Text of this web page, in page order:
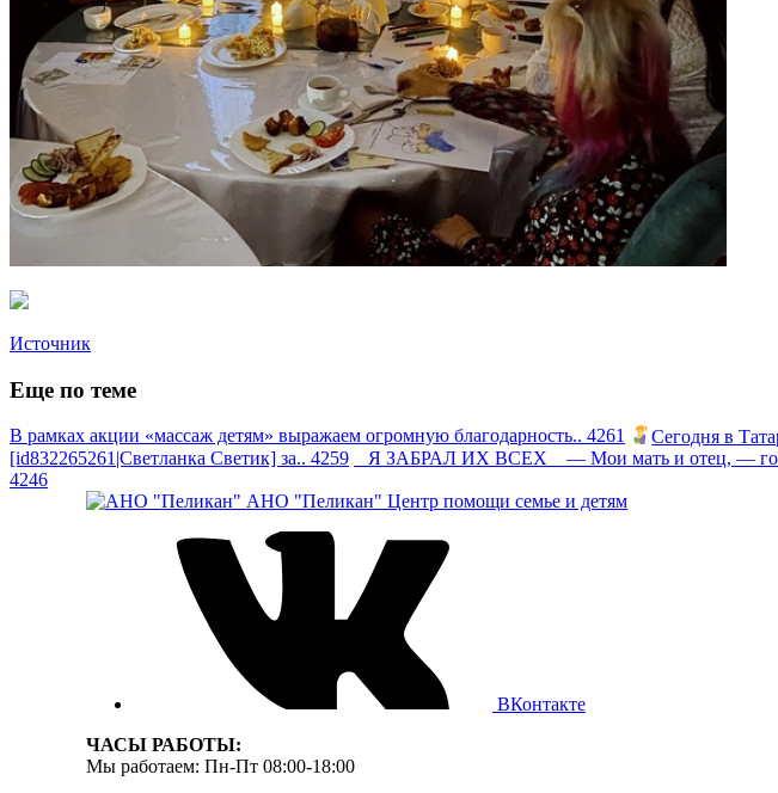
Источник
Еще по теме
В рамках акции «массаж детям» выражаем огромную благодарность.. 4261 Сегодня в
[id832265261|Светланка Светик] за.. 4259
Я ЗАБРАЛ ИХ ВСЕХ — Мои мать и отец, —
4246
АНО "Пеликан" Центр помощи семье и детям
ВКонтакте
ЧАСЫ РАБОТЫ:
Мы работаем: Пн-Пт 08:00-18:00